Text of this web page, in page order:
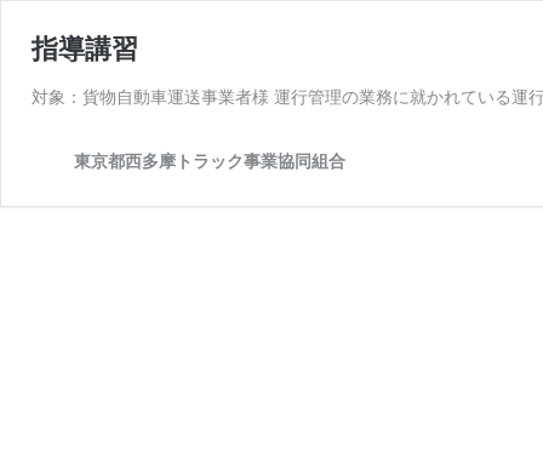
指導講習
対象：貨物自動車運送事業者様 運行管理の業務に就かれている
東京都西多摩トラック事業協同組合